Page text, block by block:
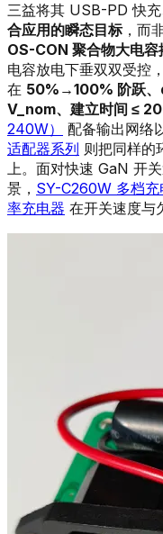
三益将其 USB-PD 快
合应用的瞬态目标，而
OS-CON 聚合物大电容
电容放电下垂双双受控
在 50%→100% 阶跃
V_nom、建立时间 ≤
240W）
配备输出网络
适配器系列 则把同样的
上。面对快速 GaN 开
景， SY-C260W 多档充
率充电器 在开关速度与